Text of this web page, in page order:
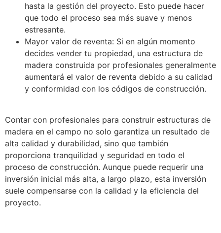
hasta la gestión del proyecto. Esto puede hacer
que todo el proceso sea más suave y menos
estresante.
Mayor valor de reventa: Si en algún momento
decides vender tu propiedad, una estructura de
madera construida por profesionales generalmente
aumentará el valor de reventa debido a su calidad
y conformidad con los códigos de construcción.
Contar con profesionales para construir estructuras de
madera en el campo no solo garantiza un resultado de
alta calidad y durabilidad, sino que también
proporciona tranquilidad y seguridad en todo el
proceso de construcción. Aunque puede requerir una
inversión inicial más alta, a largo plazo, esta inversión
suele compensarse con la calidad y la eficiencia del
proyecto.